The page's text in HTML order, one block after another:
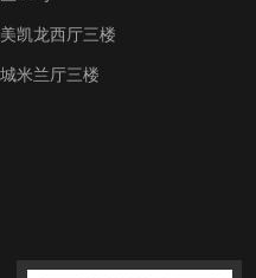
凯龙西厅三楼
米兰厅三楼